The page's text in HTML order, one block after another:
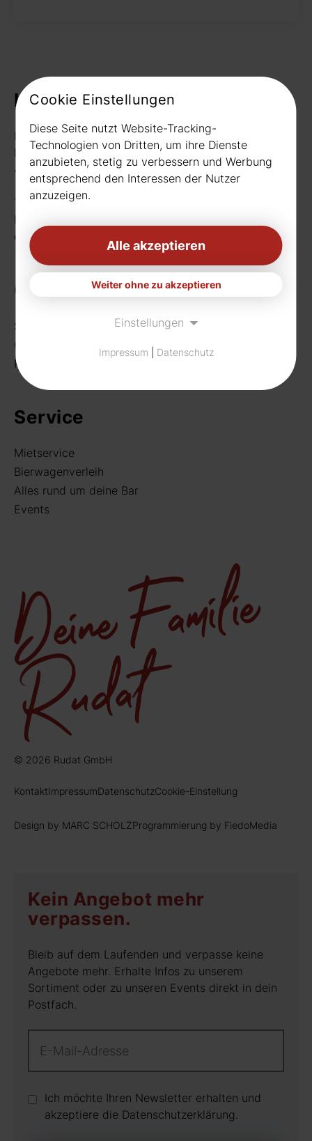
Kontakt
Rudat GmbH
Borussiastr. 26
44149 Dortmund
Telefon:0231 656677
Fax: 0231 656990
eMail:
Getränke
Sortiment
Craft Beer
Rund um deine Bar
Service
Mietservice
Bierwagenverleih
Alles rund um deine Bar
Events
© 2026 Rudat GmbH
KontaktImpressumDatenschutzCookie-Einstellung
Design by MARC SCHOLZProgrammierung by FiedoMedia
Kein Angebot mehr
verpassen.
Bleib auf dem Laufenden und verpasse keine
Angebote mehr. Erhalte Infos zu unserem
Sortiment oder zu unseren Events direkt in dein
Postfach.
Ich möchte Ihren Newsletter erhalten und
akzeptiere die Datenschutz­erklärung.
Cookie Einstellungen
Diese Seite nutzt Website-Tracking-
Technologien von Dritten, um ihre Dienste
anzubieten, stetig zu verbessern und Werbung
entsprechend den Interessen der Nutzer
anzuzeigen.
Alle akzeptieren
Weiter ohne zu akzeptieren
Einstellungen
Impressum Datenschutz